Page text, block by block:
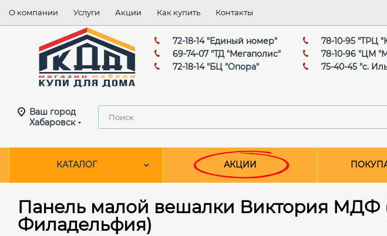
О компании Услуги Акции Как купить Контакты
72-18-14 "Единый номер"
69-74-07 "ТД "Мегаполис"
72-18-14 "БЦ "Опора"
78-10-95 "ТРЦ
78-10-96 "ЦМ
75-40-45 "с.
Ваш город
Хабаровск
КАТАЛОГ АКЦИИ
Панель малой вешалки Виктория МДФ
Филадельфия)